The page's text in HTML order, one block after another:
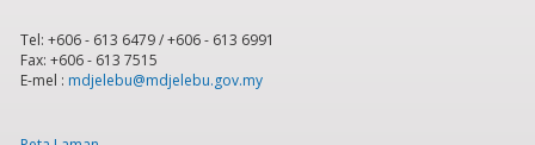
Tel: +606 - 613 6479 / +606 - 613 6991
Fax: +606 - 613 7515
E-mel : mdjelebu@mdjelebu.gov.my